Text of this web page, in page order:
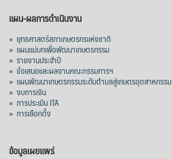
แผน-ผลการดำเนินงาน
» ยุทธศาสตร์สภาเกษตรกรแห่งชาติ
» แผนแม่บทเพื่อพัฒนาเกษตรกรรม
» รายงานประจำปี
» ข้อเสนอและผลงานคณะกรรมการฯ
» แผนพัฒนาเกษตรกรรมระดับตำบลสู่เกษตรอุตสาหกรรม
» งบการเงิน
» การประเมิน ITA
» การเลือกตั้ง
ข้อมูลเผยแพร่